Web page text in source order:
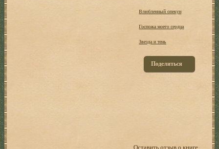
Влюбленный опекун
Госпожа моего сердца
Звезда и тень
Поделиться
Оставить отзыв о книге